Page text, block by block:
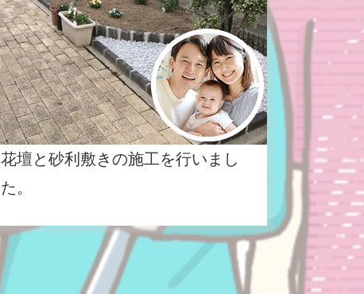
花壇と砂利敷きの施工を行いまし
た。